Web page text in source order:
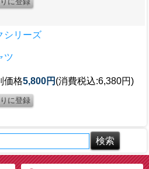
シリーズ
ツ
価格5,800円 (消費税込:6,380円)